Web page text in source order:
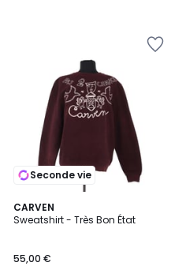
Seconde vie
CARVEN
Sweatshirt - Très Bon État
55,00 €